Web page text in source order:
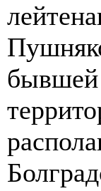
бывшей